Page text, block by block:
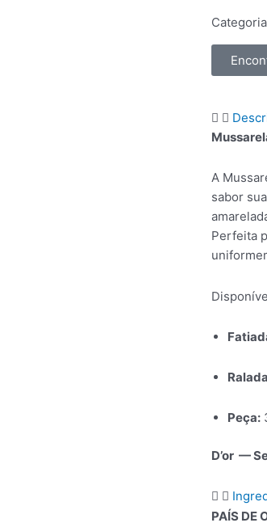
A
sabor
Perfeita
Ralada
Peça:
D’or —
PAÍS DE